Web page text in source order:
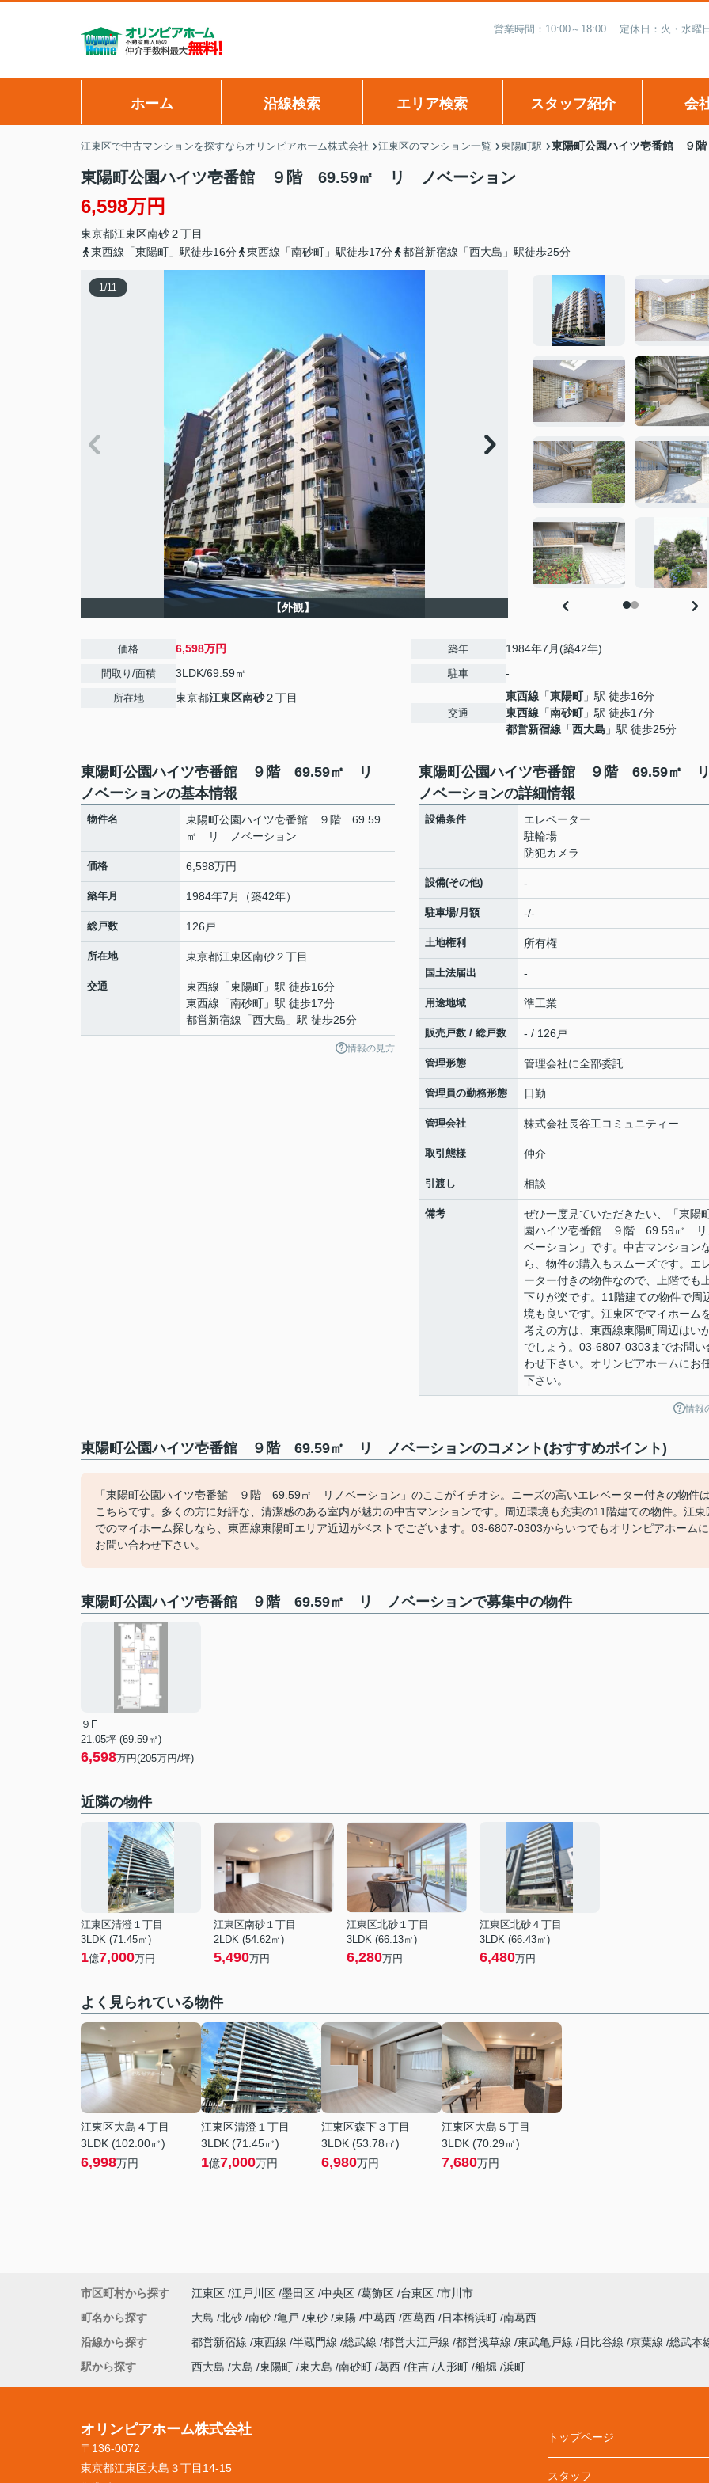
営業時間：10:00～18:00 定休日：火・水曜
ホーム 沿線検索 エリア検索 スタッフ紹介 会
江東区で中古マンションを探すならオリンピアホーム株式会社 江東区のマンション一覧 東陽町駅 東陽町公園ハイツ壱番館
東陽町公園ハイツ壱番館 ９階 69.59㎡ リ ノベーション
6,598万円
東京都江東区南砂２丁目
東西線「東陽町」駅徒歩16分
東西線「南砂町」駅徒歩17分 都営新宿線「西大島」駅徒歩25分
1/11
【外観】
価格 6,598万円
間取り/面積 3LDK/69.59㎡
所在地 東京都江東区南砂２丁目
築年 1984年7月(築42年)
駐車 -
交通
東西線 「東陽町」駅 徒歩16分
東西線 「南砂町」駅 徒歩17分
都営新宿線 「西大島 」駅 徒歩25分
東陽町公園ハイツ壱番館 ９階 69.59㎡ リ
ノベーションの基本情報
物件名
東陽町公園ハイツ壱番館 ９階 69.59
㎡ リ ノベーション
価格 6,598万円
築年月 1984年7月（築42年）
総戸数 126戸
所在地 東京都江東区南砂２丁目
交通 東西線 「東陽町 」駅 徒歩16分
東西線 「南砂町 」駅 徒歩17分
都営新宿線 「西大島 」駅 徒歩25分
情報の見方
東陽町公園ハイツ壱番館 ９階 69.59㎡
ノベーションの詳細情報
設備条件
エレベーター
駐輪場
防犯カメラ
設備(その他) -
駐車場/月額 -/-
土地権利 所有権
国土法届出 -
用途地域 準工業
販売戸数 / 総戸数 - / 126戸
管理形態 管理会社に全部委託
管理員の勤務形態 日勤
管理会社 株式会社長谷工コミュニティー
取引態様 仲介
引渡し 相談
備考
ぜひ一度見ていただきたい、「東陽
園ハイツ壱番館 ９階 69.59㎡ リ
ベーション」です。中古マンション
ら、物件の購入もスムーズです。エ
ーター付きの物件なので、上階でも
下りが楽です。11階建ての物件で周
境も良いです。江東区でマイホーム
考えの方は、東西線東陽町周辺はい
でしょう。03-6807-0303までお問い
わせ下さい。オリンピアホームにお
下さい。
情報
東陽町公園ハイツ壱番館 ９階 69.59㎡ リ ノベーションのコメント(おすすめポイント)
「東陽町公園ハイツ壱番館 ９階 69.59㎡ リノベーション」のここがイチオシ。ニーズの高いエレベーター付きの物件
こちらです。多くの方に好評な、清潔感のある室内が魅力の中古マンションです。周辺環境も充実の11階建ての物件。江東
でのマイホーム探しなら、東西線東陽町エリア近辺がベストでございます。03-6807-0303からいつでもオリンピアホームに
お問い合わせ下さい。
東陽町公園ハイツ壱番館 ９階 69.59㎡ リ ノベーションで募集中の物件
９F
21.05坪 (69.59㎡)
6,598万円(205万円/坪)
近隣の物件
江東区清澄１丁目
3LDK (71.45㎡)
1億7,000万円
江東区南砂１丁目
2LDK (54.62㎡)
5,490万円
江東区北砂１丁目
3LDK (66.13㎡)
6,280万円
江東区北砂４丁目
3LDK (66.43㎡)
6,480万円
よく見られている物件
江東区大島４丁目
3LDK (102.00㎡)
6,998万円
江東区清澄１丁目
3LDK (71.45㎡)
1億7,000万円
江東区森下３丁目
3LDK (53.78㎡)
6,980万円
江東区大島５丁目
3LDK (70.29㎡)
7,680万円
市区町村から探す 江東区 江戸川区 墨田区 中央区 葛飾区 台東区 市川市
町名から探す
大島 北砂 南砂 亀戸 東砂 東陽 中葛西 西葛西 日本橋浜町 南葛西
沿線から探す
都営新宿線 東西線 半蔵門線 総武線 都営大江戸線 都営浅草線 東武亀戸線 日比谷線 京葉線 総武本
駅から探す
西大島 大島 東陽町 東大島 南砂町 葛西 住吉 人形町 船堀 浜町
オリンピアホーム株式会社
〒136-0072
東京都江東区大島３丁目14-15
トップページ
スタッフ